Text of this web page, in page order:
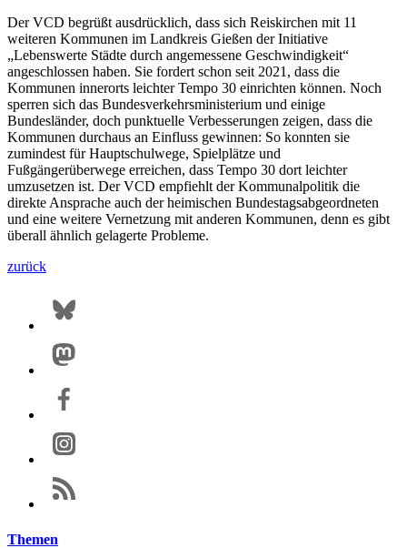
Der VCD begrüßt ausdrücklich, dass sich Reiskirchen mit 11
weiteren Kommunen im Landkreis Gießen der Initiative
„Lebenswerte Städte durch angemessene Geschwindigkeit“
angeschlossen haben. Sie fordert schon seit 2021, dass die
Kommunen innerorts leichter Tempo 30 einrichten können. Noch
sperren sich das Bundesverkehrsministerium und einige
Bundesländer, doch punktuelle Verbesserungen zeigen, dass die
Kommunen durchaus an Einfluss gewinnen: So konnten sie
zumindest für Hauptschulwege, Spielplätze und
Fußgängerüberwege erreichen, dass Tempo 30 dort leichter
umzusetzen ist. Der VCD empfiehlt der Kommunalpolitik die
direkte Ansprache auch der heimischen Bundestagsabgeordneten
und eine weitere Vernetzung mit anderen Kommunen, denn es gibt
überall ähnlich gelagerte Probleme.
zurück
Themen